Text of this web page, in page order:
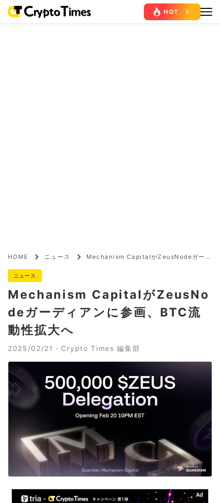
HOME ニュース
Mechanism CapitalがZeusNodeガーデ
ニュース
Mechanism CapitalがZeusNo
deガーディアンに参画、BTC流
動性拡大へ
2025/02/21・ Crypto Times 編集部